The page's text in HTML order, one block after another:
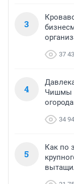
3
37
4
Чишмы
34
5
Как по